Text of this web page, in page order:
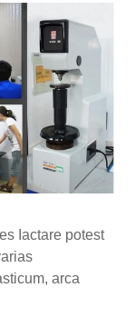
Iactare potest
arca